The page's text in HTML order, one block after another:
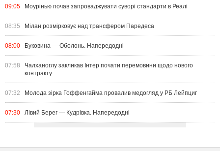
09:05 Моурінью почав запроваджувати суворі стандарти в Реалі
08:35 Мілан розмірковує над трансфером Паредеса
08:00 Буковина — Оболонь. Напередодні
07:58
Чалханоглу закликав Інтер почати перемовини щодо нового
контракту
07:32 Молода зірка Гоффенгайма провалив медогляд у РБ Лейпциг
07:30 Лівий Берег — Кудрівка. Напередодні